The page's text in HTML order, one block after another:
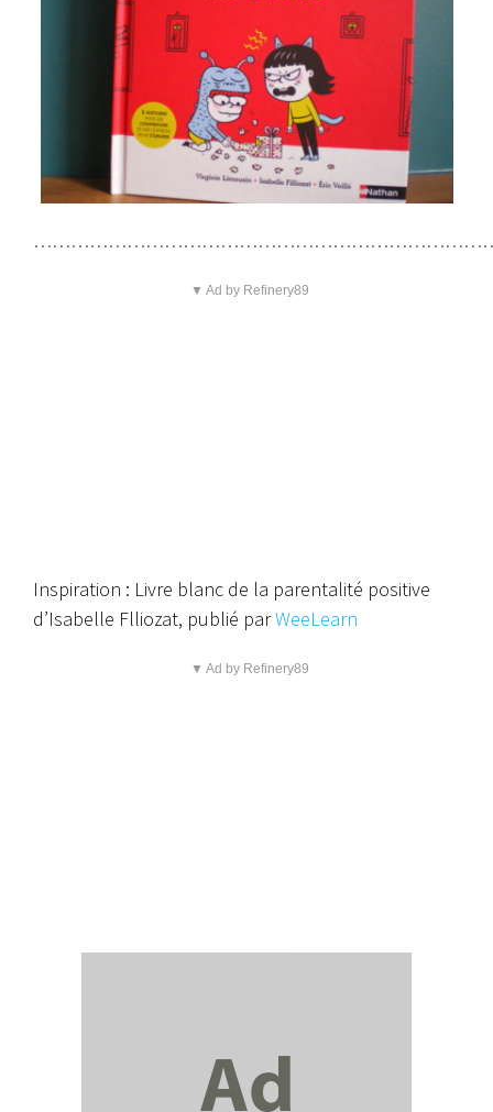
▼ Ad by Refinery89
Inspiration : Livre blanc de la parentalité positive
d’Isabelle Flliozat, publié parWeeLearn
▼ Ad by Refinery89